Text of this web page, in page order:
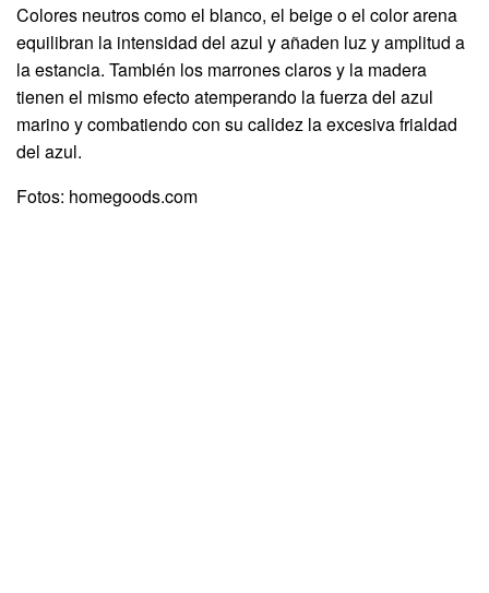
Colores neutros como el blanco, el beige o el color arena
equilibran la intensidad del azul y añaden luz y amplitud a
la estancia. También los marrones claros y la madera
tienen el mismo efecto atemperando la fuerza del azul
marino y combatiendo con su calidez la excesiva frialdad
del azul.
Fotos: homegoods.com